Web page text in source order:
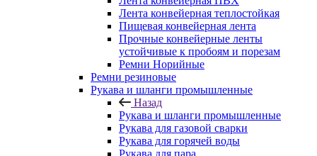
Лента конвейерная теплостойкая
Пищевая конвейерная лента
Прочные конвейерные ленты
устойчивые к пробоям и порезам
Ремни Норийные
Ремни резиновые
Рукава и шланги промышленные
Назад
Рукава и шланги промышленные
Рукава для газовой сварки
Рукава для горячей воды